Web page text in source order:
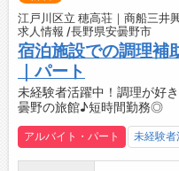
・これまで
シフト管理
【働きやす
・「週休2日
はレアな就
・有給休暇
江戸川区立 穂高荘｜商船三井
求人情報 /長野県安曇野市
宿泊施設での調理補
｜パート
未経験者活躍中！調理が好
曇野の旅館♪短時間勤務◎
アルバイト・パート 未経験者